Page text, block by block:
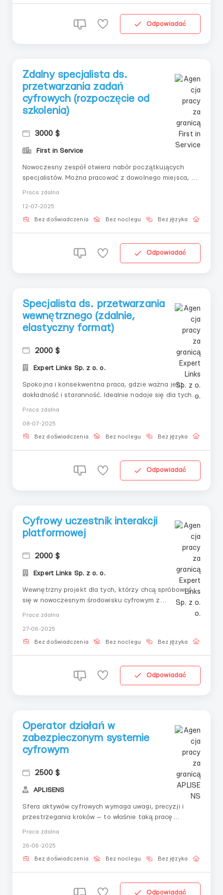
Odpowiadać
Zdalny specjalista ds.
przetwarzania zadań
cyfrowych (rozpoczęcie od
szkolenia)
3000 $
First in Service
Nowoczesny zespół otwiera nabór początkujących
specjalistów. Można pracować z dowolnego miejsca, w
pracy.📌 Obowiązki obejmują:– Wykonywanie
wewnętrznych zadań – Kontrola poprawności i termin...
Praca zdalna
12-07-2025
Bez doświadczenia Bez noclegu Bez języka
Odpowiadać
Specjalista ds. przetwarzania
wewnętrznego (zdalnie,
elastyczny format)
2000 $
Expert Links Sp. z o. o.
Spokojna i konsekwentna praca, gdzie ważna jest
dokładność i staranność. Idealnie nadaje się dla tych,
cyfrowymi– Notować postęp– Podążać za wzorem–
Utrzymywać kontakt ...
Praca zdalna
08-07-2025
Bez doświadczenia Bez noclegu Bez języka
Odpowiadać
Cyfrowy uczestnik interakcji
platformowej
2000 $
Expert Links Sp. z o. o.
Wewnętrzny projekt dla tych, którzy chcą spróbować
się w nowoczesnym środowisku cyfrowym z
Odpowiednie dla osób ceniących spokojny format
pracy i strukturę.📌 Zakres obowiązków:– Praca z
Praca zdalna
27-06-2025
Bez doświadczenia Bez noclegu Bez języka
Odpowiadać
Operator działań w
zabezpieczonym systemie
cyfrowym
2500 $
APLISENS
Sfera aktywów cyfrowych wymaga uwagi, precyzji i
przestrzegania kroków — to właśnie taką pracę
każdy krok ma znaczenie.Obowiązki:– Wykonywanie
działań w ramach określonego schematu– Potw...
Praca zdalna
26-06-2025
Bez doświadczenia Bez noclegu Bez języka
Odpowiadać